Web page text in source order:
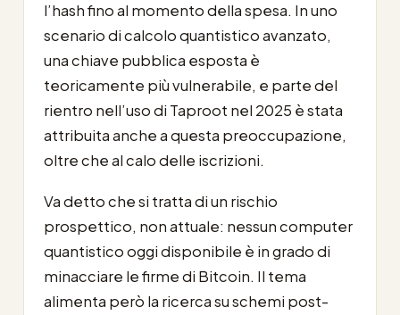
l’hash fino al momento della spesa. In uno
scenario di calcolo quantistico avanzato,
una chiave pubblica esposta è
teoricamente più vulnerabile, e parte del
rientro nell’uso di Taproot nel 2025 è stata
attribuita anche a questa preoccupazione,
oltre che al calo delle iscrizioni.
Va detto che si tratta di un rischio
prospettico, non attuale: nessun computer
quantistico oggi disponibile è in grado di
minacciare le firme di Bitcoin. Il tema
alimenta però la ricerca su schemi post-